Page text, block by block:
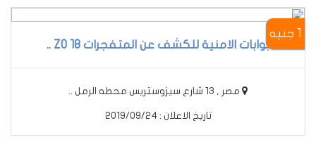
1 جنيه
بوابات الامنية للكشف عن المتفجرات 18 ZO ..
مصر , 13 شارع سيزوستريس محطه الرمل ..
تاريخ الاعلان : 2019/09/24